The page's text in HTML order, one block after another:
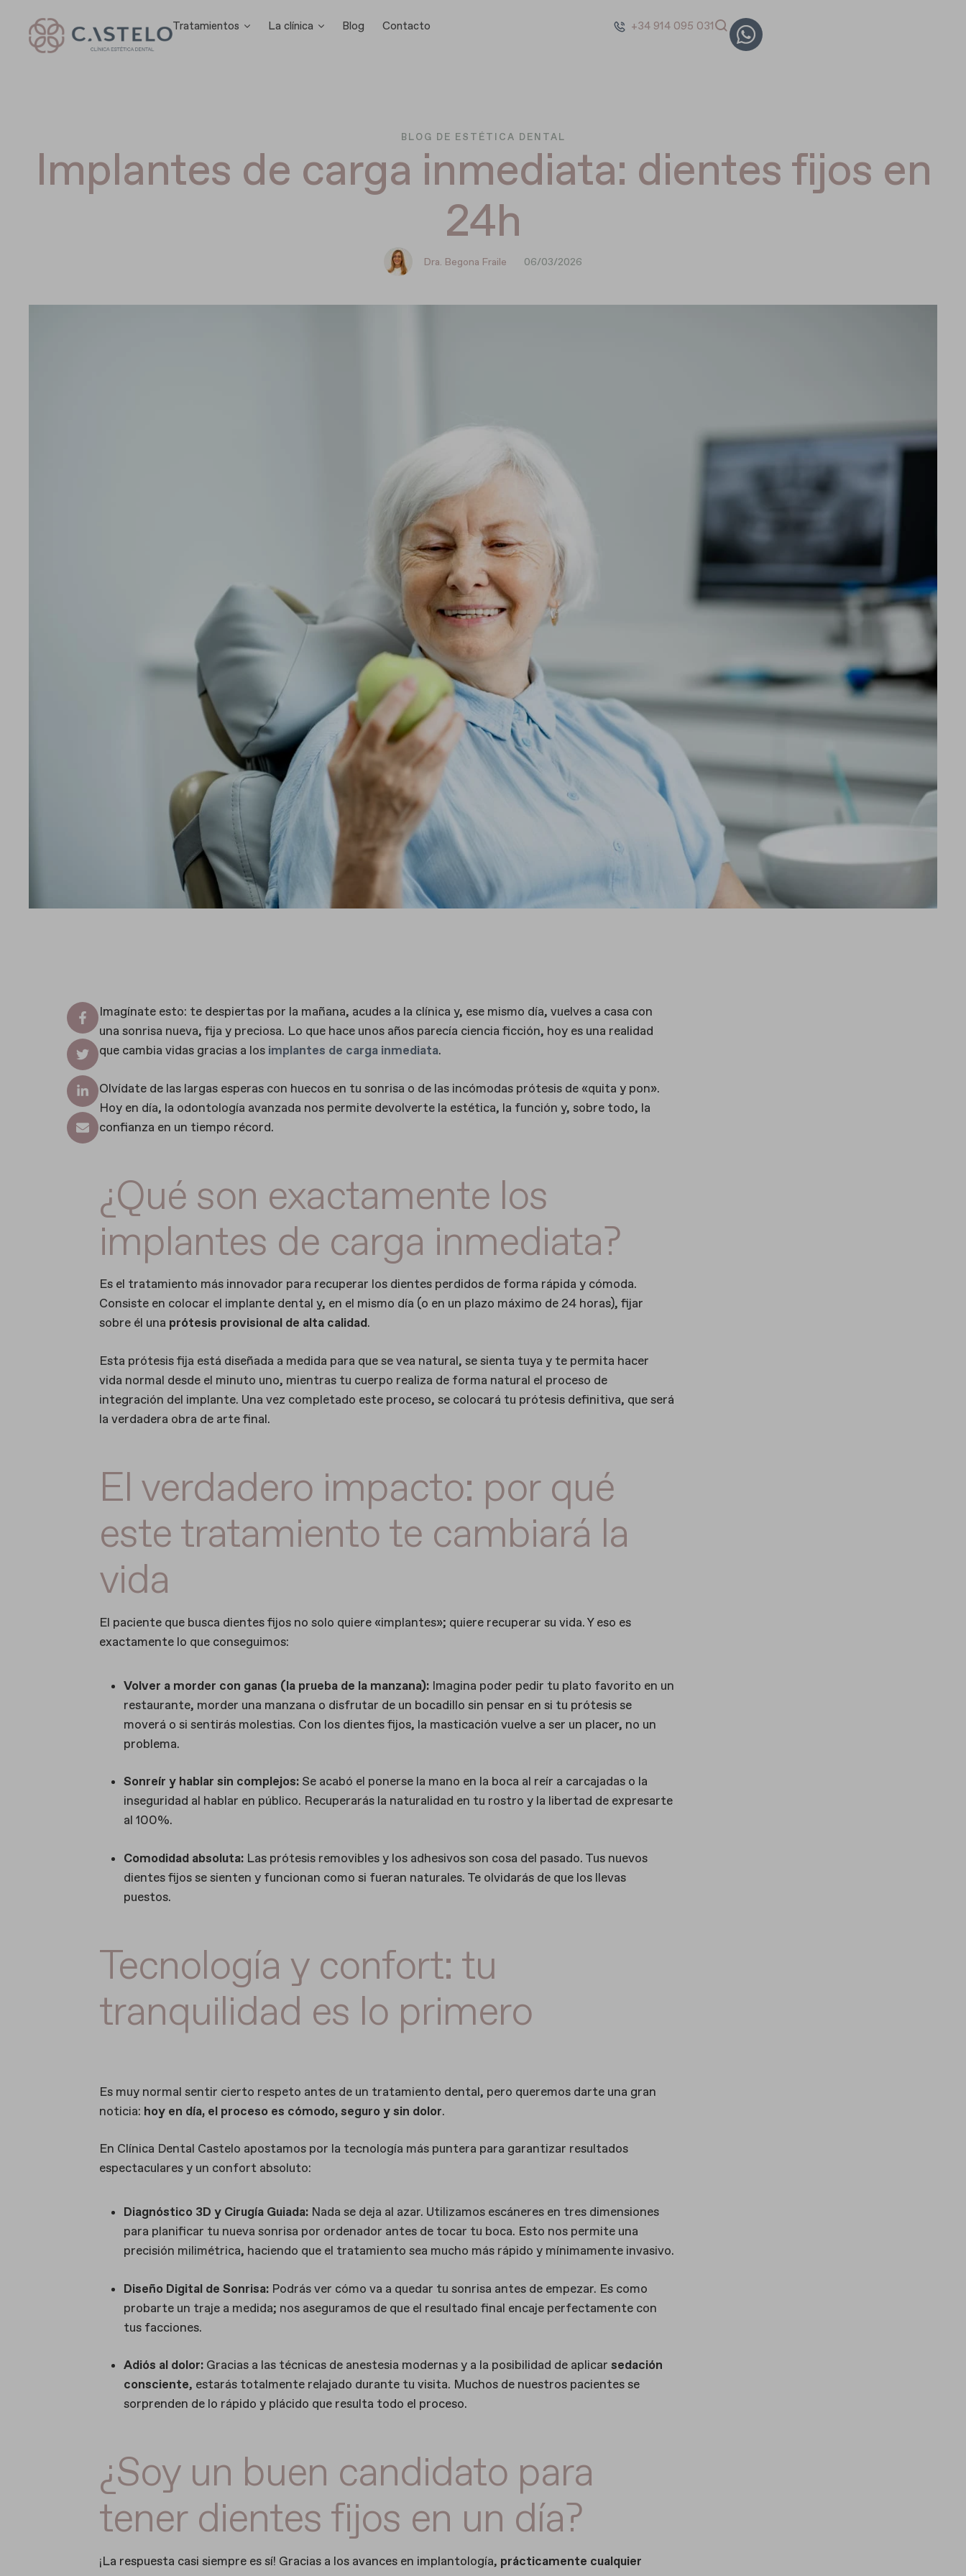
Tratamientos La clínica Blog Contacto +34 914 095 031
BLOG DE ESTÉTICA DENTAL
Implantes de carga inmediata: dientes fijos en
24h
Dra. Begona Fraile 06/03/2026
Imagínate esto: te despiertas por la mañana, acudes a la clínica y, ese mismo día, vuelves a casa con
una sonrisa nueva, fija y preciosa. Lo que hace unos años parecía ciencia ficción, hoy es una realidad
que cambia vidas gracias a los implantes de carga inmediata.
Olvídate de las largas esperas con huecos en tu sonrisa o de las incómodas prótesis de «quita y pon».
Hoy en día, la odontología avanzada nos permite devolverte la estética, la función y, sobre todo, la
confianza en un tiempo récord.
¿Qué son exactamente los
implantes de carga inmediata?
Es el tratamiento más innovador para recuperar los dientes perdidos de forma rápida y cómoda.
Consiste en colocar el implante dental y, en el mismo día (o en un plazo máximo de 24 horas), fijar
sobre él una prótesis provisional de alta calidad.
Esta prótesis fija está diseñada a medida para que se vea natural, se sienta tuya y te permita hacer
vida normal desde el minuto uno, mientras tu cuerpo realiza de forma natural el proceso de
integración del implante. Una vez completado este proceso, se colocará tu prótesis definitiva, que será
la verdadera obra de arte final.
El verdadero impacto: por qué
este tratamiento te cambiará la
vida
El paciente que busca dientes fijos no solo quiere «implantes»; quiere recuperar su vida. Y eso es
exactamente lo que conseguimos:
Volver a morder con ganas (la prueba de la manzana): Imagina poder pedir tu plato favorito en un
restaurante, morder una manzana o disfrutar de un bocadillo sin pensar en si tu prótesis se
moverá o si sentirás molestias. Con los dientes fijos, la masticación vuelve a ser un placer, no un
problema.
Sonreír y hablar sin complejos: Se acabó el ponerse la mano en la boca al reír a carcajadas o la
inseguridad al hablar en público. Recuperarás la naturalidad en tu rostro y la libertad de expresarte
al 100%.
Comodidad absoluta: Las prótesis removibles y los adhesivos son cosa del pasado. Tus nuevos
dientes fijos se sienten y funcionan como si fueran naturales. Te olvidarás de que los llevas
puestos.
Tecnología y confort: tu
tranquilidad es lo primero
Es muy normal sentir cierto respeto antes de un tratamiento dental, pero queremos darte una gran
noticia: hoy en día, el proceso es cómodo, seguro y sin dolor.
En Clínica Dental Castelo apostamos por la tecnología más puntera para garantizar resultados
espectaculares y un confort absoluto:
Diagnóstico 3D y Cirugía Guiada: Nada se deja al azar. Utilizamos escáneres en tres dimensiones
para planificar tu nueva sonrisa por ordenador antes de tocar tu boca. Esto nos permite una
precisión milimétrica, haciendo que el tratamiento sea mucho más rápido y mínimamente invasivo.
Diseño Digital de Sonrisa: Podrás ver cómo va a quedar tu sonrisa antes de empezar. Es como
probarte un traje a medida; nos aseguramos de que el resultado final encaje perfectamente con
tus facciones.
Adiós al dolor: Gracias a las técnicas de anestesia modernas y a la posibilidad de aplicar sedación
consciente, estarás totalmente relajado durante tu visita. Muchos de nuestros pacientes se
sorprenden de lo rápido y plácido que resulta todo el proceso.
¿Soy un buen candidato para
tener dientes fijos en un día?
¡La respuesta casi siempre es sí! Gracias a los avances en implantología, prácticamente cualquier